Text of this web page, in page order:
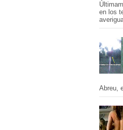
en los
Abreu,